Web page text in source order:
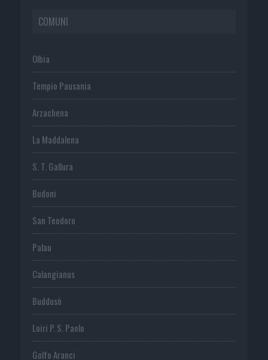
COMUNI
Olbia
Tempio Pausania
Arzachena
La Maddalena
S. T. Gallura
Budoni
San Teodoro
Palau
Calangianus
Buddusò
Loiri P. S. Paolo
Golfo Aranci